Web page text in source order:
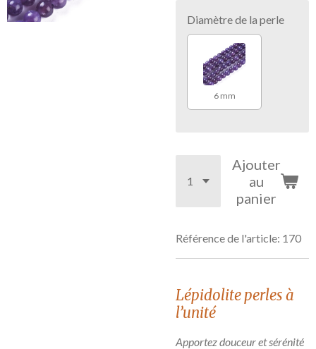
Diamètre de la perle
6 mm
Ajouter
au
panier
Référence de l'article: 170
Lépidolite perles à
l’unité
Apportez douceur et sérénité